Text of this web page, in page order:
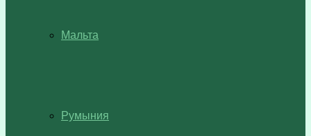
Мальта
Румыния